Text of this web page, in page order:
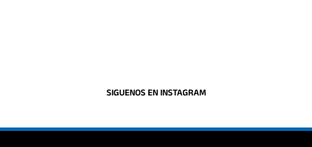
SIGUENOS EN INSTAGRAM